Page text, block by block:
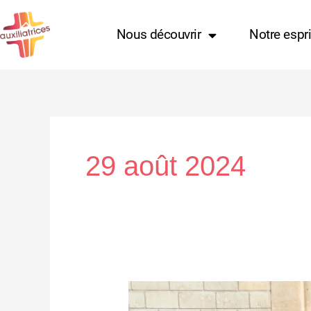
au
contenu
Nous découvrir Notre
29 août 2024
Session
internationale